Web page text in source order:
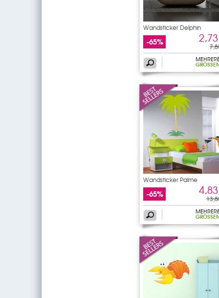
Wandsticker Delphin
-65%
GRÖSSEN
Wandsticker Palme
-65%
GRÖSSEN